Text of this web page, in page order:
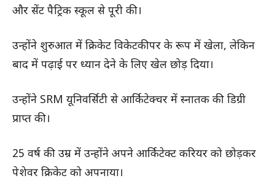
और सेंट पैट्रिक स्कूल से पूरी की।
उन्होंने शुरुआत में क्रिकेट विकेटकीपर के रूप में खेला, लेकिन
बाद में पढ़ाई पर ध्यान देने के लिए खेल छोड़ दिया।
उन्होंने SRM यूनिवर्सिटी से आर्किटेक्चर में स्नातक की डिग्री
प्राप्त की।
25 वर्ष की उम्र में उन्होंने अपने आर्किटेक्ट करियर को छोड़कर
पेशेवर क्रिकेट को अपनाया।